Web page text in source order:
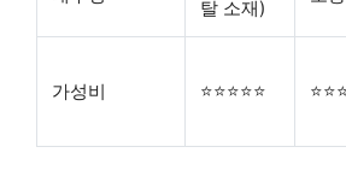
탈 소재)
가성비 ⭐⭐⭐⭐⭐